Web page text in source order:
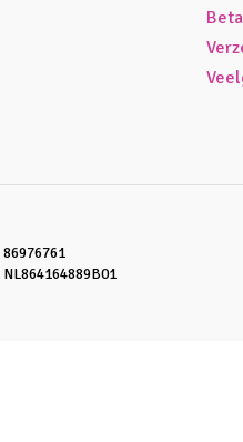
86976761
NL864164889B01